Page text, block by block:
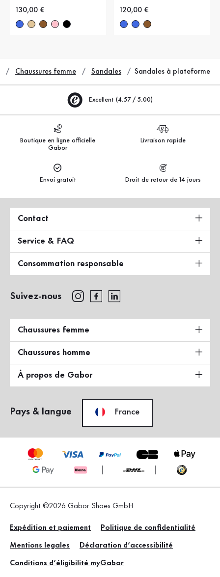
Nouveau prix
130,00 € Nouveau prix
120,00 €
Chaussures femme Sandales Sandales à plateforme
Excellent (4.57 / 5.00)
Boutique en ligne officielle
Gabor
Livraison rapide
Envoi gratuit Droit de retour de 14 jours
Contact
Service & FAQ
Consommation responsable
Suivez-nous
Chaussures femme
Chaussures homme
À propos de Gabor
Pays & langue France
Copyright ©2026 Gabor Shoes GmbH
Expédition et paiement Politique de confidentialité
Mentions legales Déclaration d’accessibilité
Conditions d’éligibilité myGabor